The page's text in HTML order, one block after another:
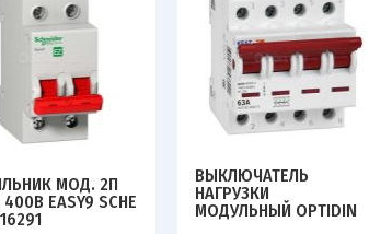
МОД. 2П
EASY9 SCHE
ВЫКЛЮЧАТЕЛЬ
НАГРУЗКИ
МОДУЛЬНЫЙ OPTIDIN